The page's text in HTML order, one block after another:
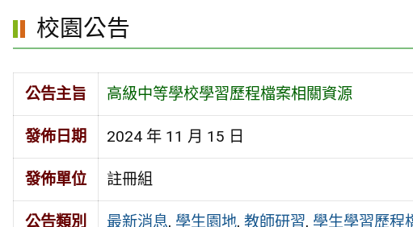
校園公告
公告主旨 高級中等學校學習歷程檔案相關資源
發佈日期 2024 年 11 月 15 日
發佈單位 註冊組
公告類別 最新消息, 學生園地, 教師研習, 學生學習歷程